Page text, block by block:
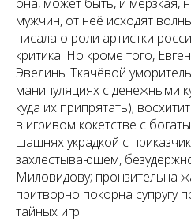
мужчин, от неё исходят
писала о роли артистки
критика. Но кроме того,
Эвелины Ткачёвой
манипуляциях с денежными
куда их припрятать);
в игривом кокетстве с
шашнях украдкой с
захлёстывающем,
Миловидову; пронзительна
притворно покорна супругу
тайных игр.